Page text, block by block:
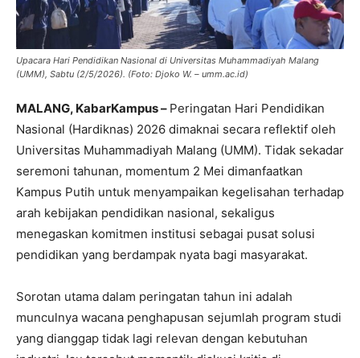
Upacara Hari Pendidikan Nasional di Universitas Muhammadiyah Malang
(UMM), Sabtu (2/5/2026). (Foto: Djoko W. – umm.ac.id)
MALANG, KabarKampus – Peringatan Hari Pendidikan
Nasional (Hardiknas) 2026 dimaknai secara reflektif oleh
Universitas Muhammadiyah Malang (UMM). Tidak sekadar
seremoni tahunan, momentum 2 Mei dimanfaatkan
Kampus Putih untuk menyampaikan kegelisahan terhadap
arah kebijakan pendidikan nasional, sekaligus
menegaskan komitmen institusi sebagai pusat solusi
pendidikan yang berdampak nyata bagi masyarakat.
Sorotan utama dalam peringatan tahun ini adalah
munculnya wacana penghapusan sejumlah program studi
yang dianggap tidak lagi relevan dengan kebutuhan